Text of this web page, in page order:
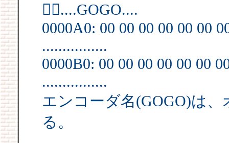
....GOGO....
0000A0: 00 00 00 00 00 00
................
0000B0: 00 00 00 00 00 00
................
エンコーダ名(GOGO)は
る。